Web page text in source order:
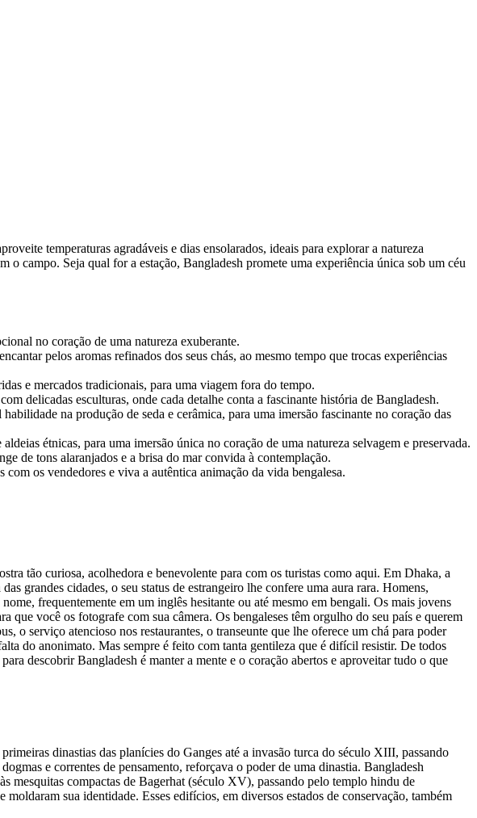
temperaturas agradáveis e dias ensolarados, ideais para explorar a natureza
campo. Seja qual for a estação, Bangladesh promete uma experiência única sob um céu
no coração de uma natureza exuberante.
pelos aromas refinados dos seus chás, ao mesmo tempo que trocas experiências
e mercados tradicionais, para uma viagem fora do tempo.
delicadas esculturas, onde cada detalhe conta a fascinante história de Bangladesh.
na produção de seda e cerâmica, para uma imersão fascinante no coração das
étnicas, para uma imersão única no coração de uma natureza selvagem e preservada.
de tons alaranjados e a brisa do mar convida à contemplação.
com os vendedores e viva a autêntica animação da vida bengalesa.
tão curiosa, acolhedora e benevolente para com os turistas como aqui. Em Dhaka, a
grandes cidades, o seu status de estrangeiro lhe confere uma aura rara. Homens,
frequentemente em um inglês hesitante ou até mesmo em bengali. Os mais jovens
você os fotografe com sua câmera. Os bengaleses têm orgulho do seu país e querem
o serviço atencioso nos restaurantes, o transeunte que lhe oferece um chá para poder
do anonimato. Mas sempre é feito com tanta gentileza que é difícil resistir. De todos
descobrir Bangladesh é manter a mente e o coração abertos e aproveitar tudo o que
dinastias das planícies do Ganges até a invasão turca do século XIII, passando
e correntes de pensamento, reforçava o poder de uma dinastia. Bangladesh
mesquitas compactas de Bagerhat (século XV), passando pelo templo hindu de
sua identidade. Esses edifícios, em diversos estados de conservação, também